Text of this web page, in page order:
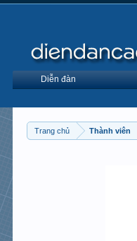
Trang chủ Thành viên
Diễn đàn